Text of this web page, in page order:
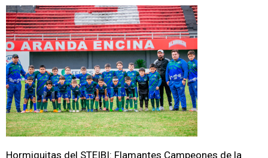
Hormiguitas del STEIBI: Flamantes Campeones de la